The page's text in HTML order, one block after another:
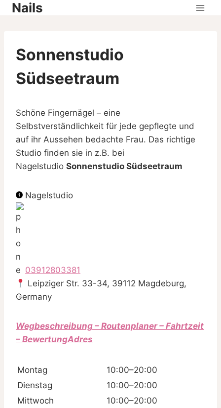
SkipNails
Sonnenstudio
Südseetraum
Schöne Fingernägel – eine
Selbstverständlichkeit für jede gepflegte und
auf ihr Aussehen bedachte Frau. Das richtige
Studio finden sie in z.B. bei
Nagelstudio Sonnenstudio Südseetraum
Nagelstudio
03912803381
Leipziger Str. 33-34, 39112 Magdeburg,
Germany
Wegbeschreibung – Routenplaner – Fahrtzeit
– BewertungAdres
Montag
10:00–20:00
Dienstag
10:00–20:00
Mittwoch
10:00–20:00